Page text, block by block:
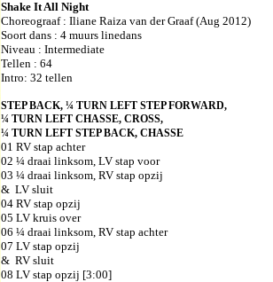
Shake It All Night
Choreograaf : Iliane Raiza van der Graaf (Aug 2012)
Soort dans : 4 muurs linedans
Niveau : Intermediate
Tellen : 64
Intro: 32 tellen
STEP BACK, ¼ TURN LEFT STEP FORWARD,
¼ TURN LEFT CHASSE, CROSS,
¼ TURN LEFT STEP BACK, CHASSE
01 RV stap achter
02 ¼ draai linksom, LV stap voor
03 ¼ draai linksom, RV stap opzij
& LV sluit
04 RV stap opzij
05 LV kruis over
06 ¼ draai linksom, RV stap achter
07 LV stap opzij
& RV sluit
08 LV stap opzij [3:00]